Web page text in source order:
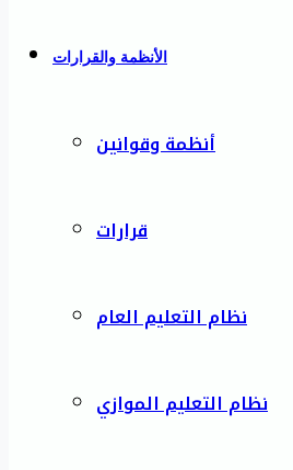
الأنظمة والقرارات
أنظمة وقوانين
قرارات
نظام التعليم العام
نظام التعليم الموازي